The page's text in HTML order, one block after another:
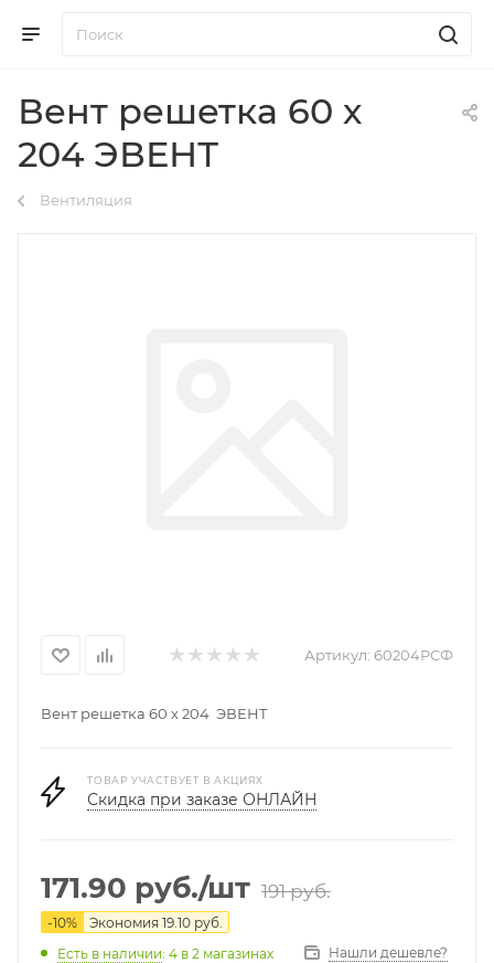
Вент решетка 60 х
204 ЭВЕНТ
Вентиляция
Артикул: 60204РСФ
Вент решетка 60 х 204 ЭВЕНТ
ТОВАР УЧАСТВУЕТ В АКЦИЯХ
Скидка при заказе ОНЛАЙН
171.90 руб./шт 191руб.
-10% Экономия 19.10 руб.
Есть в наличии: 4 в 2 магазинах Нашли дешевле?